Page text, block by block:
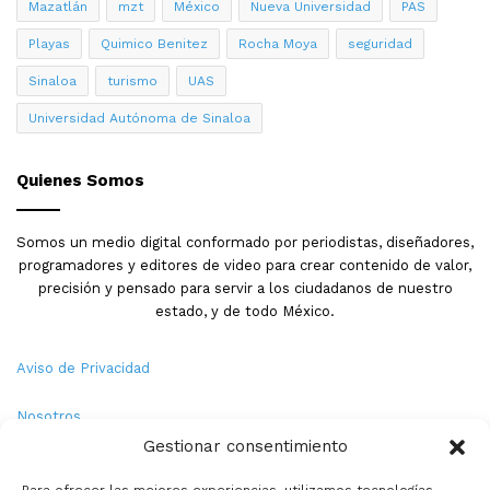
Gestionar consentimiento
Mazatlán mzt México Nueva Universidad PAS
Playas Quimico Benitez Rocha Moya seguridad
Sinaloa turismo UAS
Universidad Autónoma de Sinaloa
Quienes Somos
Somos un medio digital conformado por periodistas, diseñadores,
programadores y editores de video para crear contenido de valor,
precisión y pensado para servir a los ciudadanos de nuestro
estado, y de todo México.
Aviso de Privacidad
Nosotros